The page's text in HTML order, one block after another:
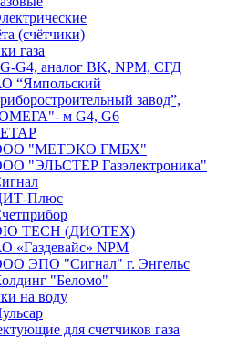
(счётчики)
газа
G4, аналог BK, NPM, СГД
“Ямпольский
завод”,
м G4, G6
"МЕТЭКО ГМБХ"
"ЭЛЬСТЕР Газэлектроника"
Плюс
TECH (ДИОТЕХ)
«Газдевайс» NPM
ЭПО "Сигнал" г. Энгельс
"Беломо"
на воду
для счетчиков газа